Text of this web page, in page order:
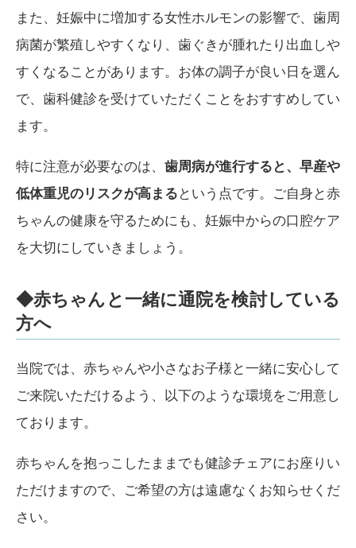
また、妊娠中に増加する女性ホルモンの影響で、歯周
病菌が繁殖しやすくなり、歯ぐきが腫れたり出血しや
すくなることがあります。お体の調子が良い日を選ん
で、歯科健診を受けていただくことをおすすめしてい
ます。
特に注意が必要なのは、 歯周病が進行すると、早産や
低体重児のリスクが高まる という点です。ご自身と赤
ちゃんの健康を守るためにも、妊娠中からの口腔ケア
を大切にしていきましょう。
◆赤ちゃんと一緒に通院を検討している
方へ
当院では、赤ちゃんや小さなお子様と一緒に安心して
ご来院いただけるよう、以下のような環境をご用意し
ております。
赤ちゃんを抱っこしたままでも健診チェアにお座りい
ただけますので、ご希望の方は遠慮なくお知らせくだ
さい。